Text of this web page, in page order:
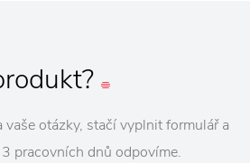
vaše otázky, stačí vyplnit formulář a
pracovních dnů odpovíme.